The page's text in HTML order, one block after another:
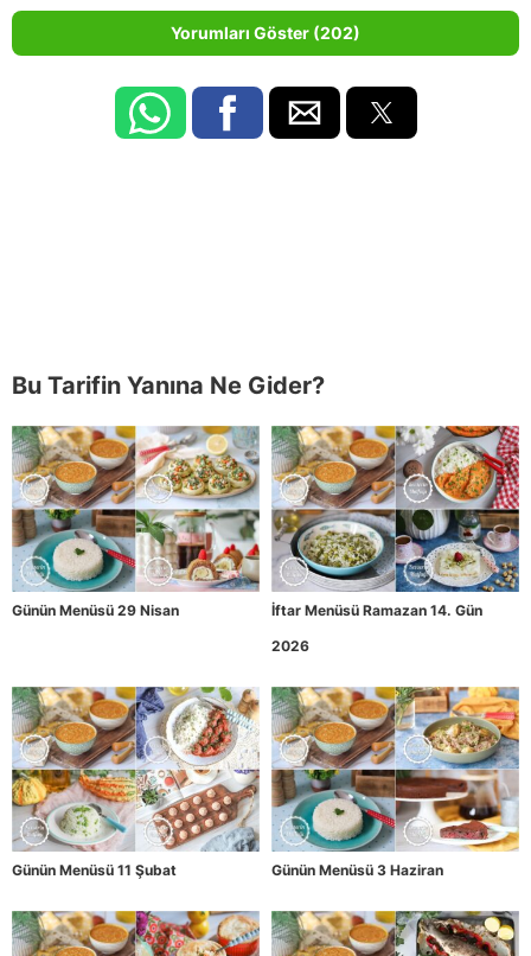
Yorumları Göster (202)
Bu Tarifin Yanına Ne Gider?
Günün Menüsü 29 Nisan
İftar Menüsü Ramazan 14. Gün
2026
Günün Menüsü 11 Şubat Günün Menüsü 3 Haziran